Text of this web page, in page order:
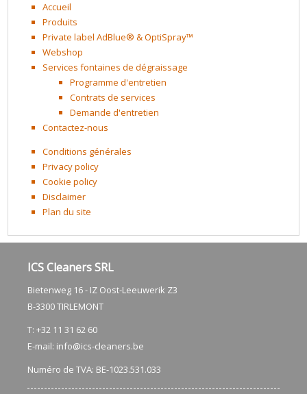
Accueil
Produits
Private label AdBlue® & OptiSpray™
Webshop
Services fontaines de dégraissage
Programme d'entretien
Contrats de services
Demande d'entretien
Contactez-nous
Conditions générales
Privacy policy
Cookie policy
Disclaimer
Plan du site
ICS Cleaners SRL
Bietenweg 16 - IZ Oost-Leeuwerik Z3
​B-3300 TIRLEMONT
T: +32 11 31 62 60
E-mail: info@ics-cleaners.be
Numéro de TVA: BE-1023.531.033